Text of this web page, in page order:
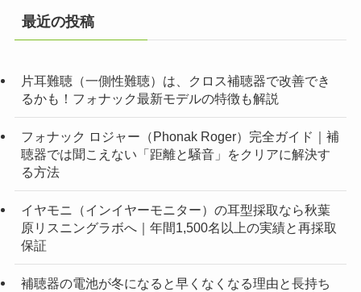
最近の投稿
片耳難聴（一側性難聴）は、クロス補聴器で改善でき
るかも！フォナック最新モデルの特徴も解説
フォナック ロジャー（Phonak Roger）完全ガイド｜補
聴器では聞こえない「距離と騒音」をクリアに解決す
る方法
イヤモニ（インイヤーモニター）の耳型採取なら秋葉
原リスニングラボへ｜年間1,500名以上の実績と再採取
保証
補聴器の電池が冬になると早くなくなる理由と長持ち